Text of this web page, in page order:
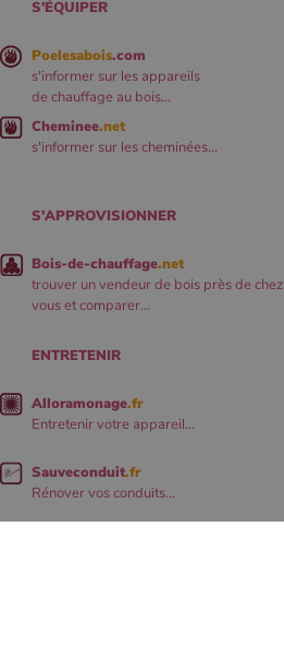
S'ÉQUIPER
Poelesabois.com
s'informer sur les appareils
de chauffage au bois...
Cheminee.net
s'informer sur les cheminées...
S'APPROVISIONNER
Bois-de-chauffage.net
trouver un vendeur de bois près de chez
vous et comparer...
ENTRETENIR
Alloramonage.fr
Entretenir votre appareil...
Sauveconduit.fr
Rénover vos conduits...